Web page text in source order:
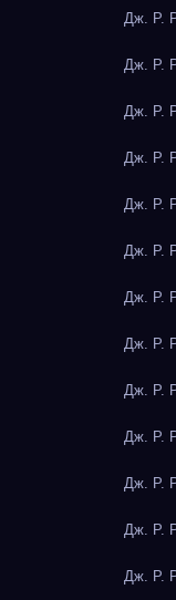
Дж. Р.
Дж. Р.
Дж. Р.
Дж. Р.
Дж. Р.
Дж. Р.
Дж. Р.
Дж. Р.
Дж. Р.
Дж. Р.
Дж. Р.
Дж. Р.
Дж. Р.